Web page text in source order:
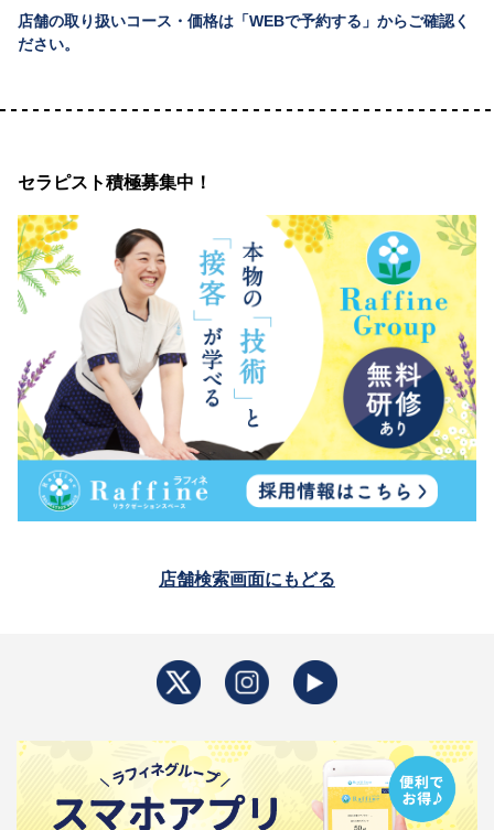
店舗の取り扱いコース・価格は「WEBで予約する」からご確認く
ださい。
セラピスト積極募集中！
店舗検索画面にもどる